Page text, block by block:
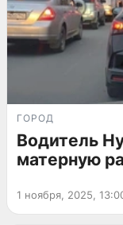
ГОРОД
Водитель
матерную
1 ноября, 2025,